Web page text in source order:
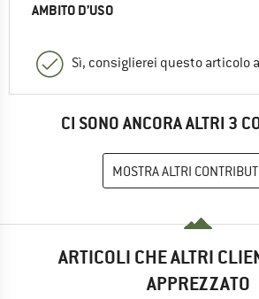
AMBITO D’USO
Sì, consiglierei questo articolo
CI SONO ANCORA ALTRI 3
MOSTRA ALTRI
ARTICOLI CHE ALTRI
APPREZZATO